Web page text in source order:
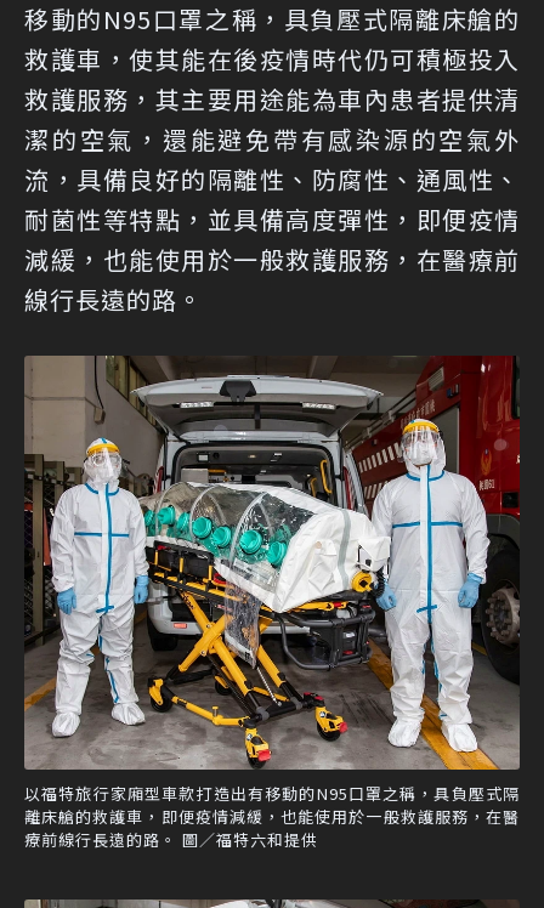
移動的N95口罩之稱，具負壓式隔離床艙的
救護車，使其能在後疫情時代仍可積極投入
救護服務，其主要用途能為車內患者提供清
潔的空氣，還能避免帶有感染源的空氣外
流，具備良好的隔離性、防腐性、通風性、
耐菌性等特點，並具備高度彈性，即便疫情
減緩，也能使用於一般救護服務，在醫療前
線行長遠的路。
以福特旅行家廂型車款打造出有移動的N95口罩之稱，具負壓式隔
離床艙的救護車，即便疫情減緩，也能使用於一般救護服務，在醫
療前線行長遠的路。 圖／福特六和提供